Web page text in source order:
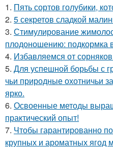
1. Пять сортов голубики,
2. 5 секретов сладкой
3. Стимулирование
плодоношению: подкормка
4. Избавляемся от
5. Для успешной борьбы с
чьи природные охотничьи
ярко.
6. Освоенные методы
практический опыт!
7. Чтобы гарантированно
крупных и ароматных ягод